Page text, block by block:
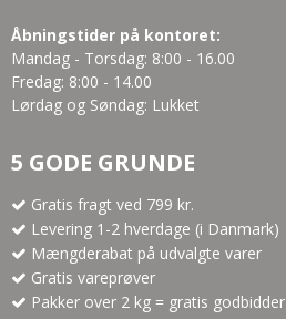
Åbningstider på kontoret:
Mandag - Torsdag: 8:00 - 16.00
Fredag: 8:00 - 14.00
Lørdag og Søndag: Lukket
5 GODE GRUNDE
Gratis fragt ved 799 kr.
Levering 1-2 hverdage (i Danmark)
Mængderabat på udvalgte varer
Gratis vareprøver
Pakker over 2 kg = gratis godbidder